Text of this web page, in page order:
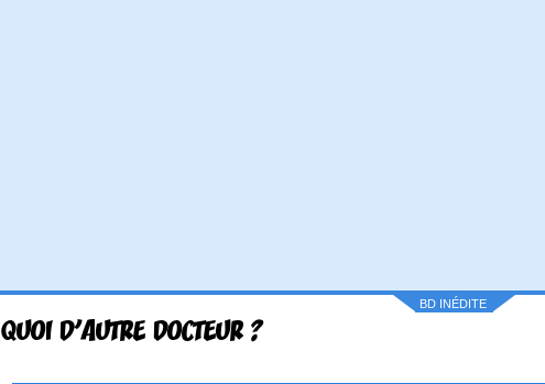
BD INÉDITE
QUOI D'AUTRE DOCTEUR ?